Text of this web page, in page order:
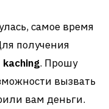
самое время
получения
kaching. Прошу
вызвать
вам деньги.